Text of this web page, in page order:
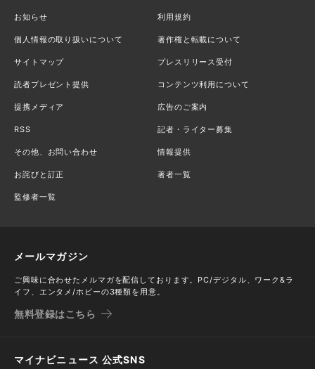
お知らせ 利用規約
個人情報の取り扱いについて 著作権と転載について
サイトマップ プレスリリース受付
読者プレゼント提供 コンテンツ利用について
提携メディア 広告のご案内
RSS 記者・ライター募集
その他、お問い合わせ 情報提供
お詫びと訂正 著者一覧
監修者一覧
メールマガジン
ご興味に合わせたメルマガを配信しております。PC/デジタル、ワーク&ラ
イフ、エンタメ/ホビーの3種類を用意。
無料登録はこちら
マイナビニュース 公式SNS